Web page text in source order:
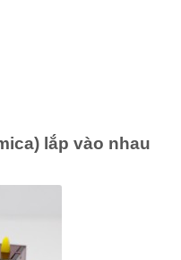
lắp vào nhau